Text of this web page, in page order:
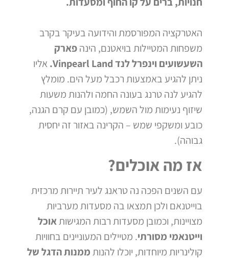
האטרקציה המפורסמת והידועה בעיקר בקרב
משפחות המטיילות בויאטנם, הינהפארק
השעשועים וינפרל לנד Vinpearl Land.
אליו
ניתן להגיע באמצעות רכבל מעל הים. מומלץ
להגיע לנה טרנג בעונה החמה ולהנות משעות
שיזוף נעימות מול השמש, (כמובן עם קרם הגנה,
כובע ומשקפי שמש – הקרינה באזור זה יחסית
גבוהה).
אז מה אוכלים?
עם השנים הפכה נה טראנג לעיר תיירות מרכזית
בוייטנאם ולכן תמצאו בה מסעדות מערביות
מצויינות, וכמובן מסעדות רבות המגישותאוכל
וייטנאמי מסורתי. מטיילים המעוניינים בחוויות
קולינריות מיוחדות, יוכלו להנותממנות הדגל של